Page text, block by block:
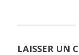
LAISSER UN